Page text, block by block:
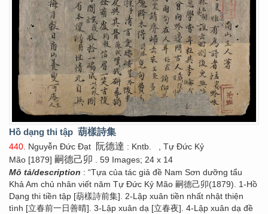
Hồ dạng thi tập 葫樣詩集
440. Nguyễn Đức Đạt 阮德達 : Kntb.
, Tự Đức Kỷ
Mão [1879] 嗣德己卯 . 59 Images; 24 x 14
Mô tả/description : “Tựa của tác giả đề Nam Sơn dưỡng tẩu
Khả Am chủ nhân viết năm Tự Đức Kỷ Mão 嗣德己卯(1879). 1-Hồ
Dạng thi tiền tập [葫樣詩前集]. 2-Lập xuân tiền nhất nhật thiện
tình [立春前一日善晴]. 3-Lập xuân dạ [立春夜]. 4-Lập xuân dạ đề